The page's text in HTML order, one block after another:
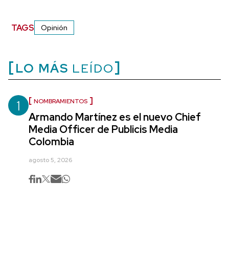
TAGS Opinión
LO MÁS LEÍDO
1 NOMBRAMIENTOS
Armando Martínez es el nuevo Chief
Media Officer de Publicis Media
Colombia
agosto 5, 2026